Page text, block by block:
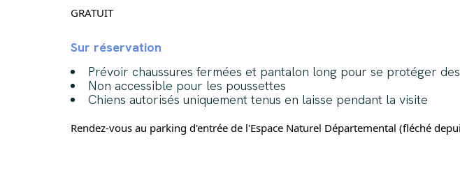
GRATUIT
Sur réservation
Prévoir chaussures fermées et pantalon long pour se protéger
Non accessible pour les poussettes
Chiens autorisés uniquement tenus en laisse pendant la visite
Rendez-vous au parking d'entrée de l'Espace Naturel Départemental (fléché